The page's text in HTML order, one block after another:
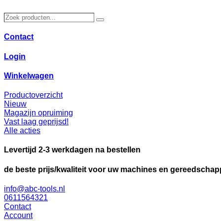
naar
inhoud
Zoek
Zoeken
Contact
Login
Winkelwagen
Productoverzicht
Nieuw
Magazijn opruiming
Vast laag geprijsd!
Alle acties
Levertijd 2-3 werkdagen na bestellen
de beste prijs/kwaliteit voor uw machines en
info@abc-tools.nl
0611564321
Contact
Account